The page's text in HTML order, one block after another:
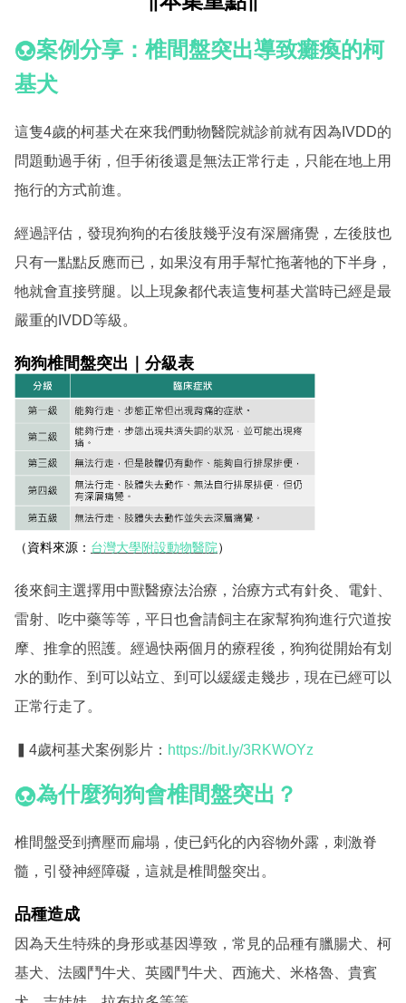
案例分享：椎間盤突出導致癱瘓的柯
基犬
這隻4歲的柯基犬在來我們動物醫院就診前就有因為IVDD的
問題動過手術，但手術後還是無法正常行走，只能在地上用
拖行的方式前進。
經過評估，發現狗狗的右後肢幾乎沒有深層痛覺，左後肢也
只有一點點反應而已，如果沒有用手幫忙拖著牠的下半身，
牠就會直接劈腿。以上現象都代表這隻柯基犬當時已經是最
嚴重的IVDD等級。
狗狗椎間盤突出｜分級表
（資料來源： 台灣大學附設動物醫院）
後來飼主選擇用中獸醫療法治療，治療方式有針灸、電針、
雷射、吃中藥等等，平日也會請飼主在家幫狗狗進行穴道按
摩、推拿的照護。經過快兩個月的療程後，狗狗從開始有划
水的動作、到可以站立、到可以緩緩走幾步，現在已經可以
正常行走了。
▍4歲柯基犬案例影片： https://bit.ly/3RKWOYz
為什麼狗狗會椎間盤突出？
椎間盤受到擠壓而扁塌，使已鈣化的內容物外露，刺激脊
髓，引發神經障礙，這就是椎間盤突出。
品種造成
因為天生特殊的身形或基因導致，常見的品種有臘腸犬、柯
基犬、法國鬥牛犬、英國鬥牛犬、西施犬、米格魯、貴賓